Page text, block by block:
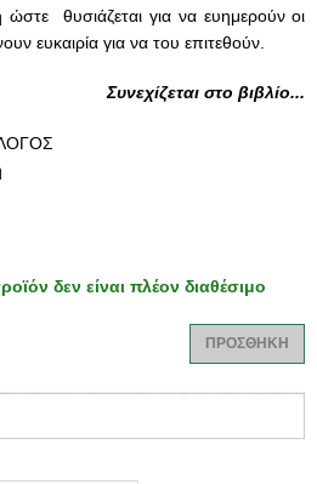
θυσιάζεται για να ευημερούν οι
ευκαιρία για να του επιτεθούν.
Συνεχίζεται στο βιβλίο...
ΛΟΓΟΣ
δεν είναι πλέον διαθέσιμο
ΠΡΟΣΘΗΚΗ